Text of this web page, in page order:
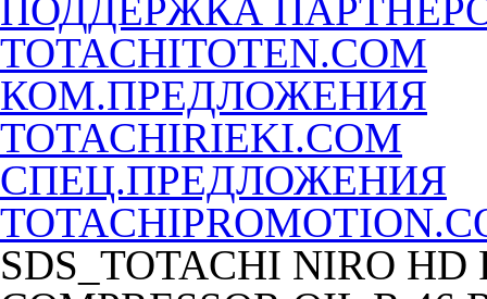
ПОДДЕРЖКА
TOTACHITOTEN.COM
КОМ.ПРЕДЛОЖЕНИЯ
TOTACHIRIEKI.COM
СПЕЦ.ПРЕДЛОЖЕНИЯ
SDS_TOTACHI NIRO HD